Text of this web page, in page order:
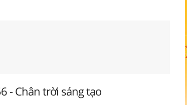
- Chân trời sáng tạo